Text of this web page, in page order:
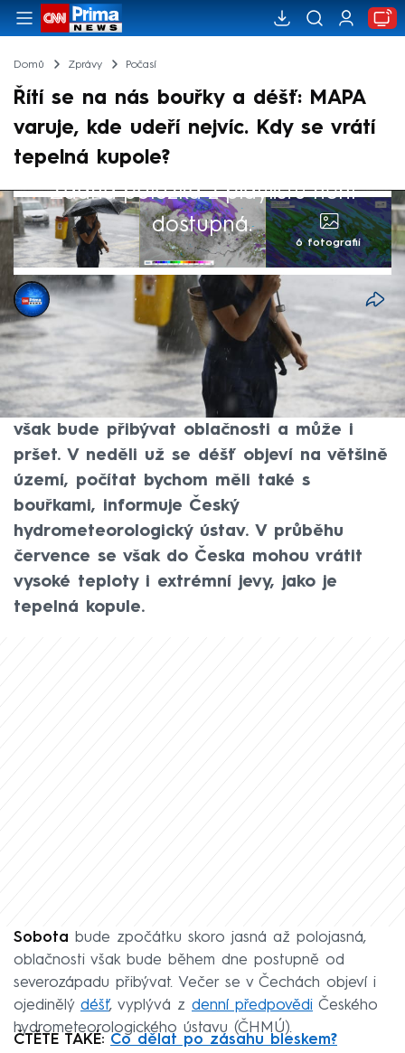
Domů Zprávy Počasí
Řítí se na nás bouřky a déšť: MAPA
varuje, kde udeří nejvíc. Kdy se vrátí
tepelná kupole?
Žádná položka z playlistu není
dostupná.
6 fotografií
CNN Prima NEWS
4. čvc 2026, 08:13
Česko má před sebou, co se počasí týče,
proměnlivý víkend. Zprvu bude během
soboty skoro jasno až polojasno, postupně
však bude přibývat oblačnosti a může i
pršet. V neděli už se déšť objeví na většině
území, počítat bychom měli také s
bouřkami, informuje Český
hydrometeorologický ústav. V průběhu
července se však do Česka mohou vrátit
vysoké teploty i extrémní jevy, jako je
tepelná kopule.
Sobota bude zpočátku skoro jasná až polojasná,
oblačnosti však bude během dne postupně od
severozápadu přibývat. Večer se v Čechách objeví i
ojedinělý déšť, vyplývá z denní předpovědi Českého
hydrometeorologického ústavu (ČHMÚ).
ČTĚTE TAKÉ: Co dělat po zásahu bleskem?